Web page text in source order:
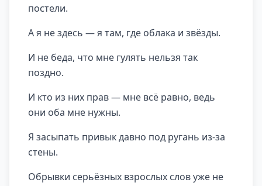
постели.
А я не здесь — я там, где облака и звёзды.
И не беда, что мне гулять нельзя так
поздно.
И кто из них прав — мне всё равно, ведь
они оба мне нужны.
Я засыпать привык давно под ругань из-за
стены.
Обрывки серьёзных взрослых слов уже не